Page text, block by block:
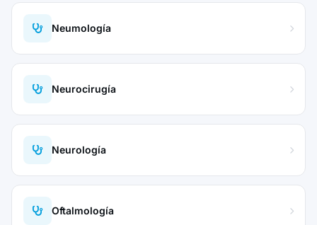
Neumología
Neurocirugía
Neurología
Oftalmología